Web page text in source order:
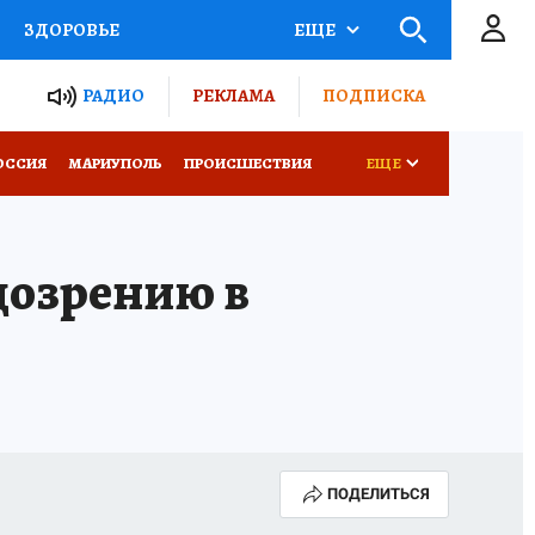
ЗДОРОВЬЕ
РОССИИ
ЕЩЕ
РАДИО РЕКЛАМА ПОДПИСКА
МАРИУПОЛЬ ПРОИСШЕСТВИЯ ЕЩЕ
в
ПОДЕЛИТЬСЯ